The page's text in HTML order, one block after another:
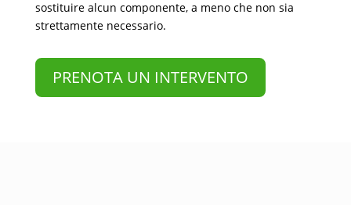
sostituire alcun componente, a meno che non sia
strettamente necessario.
PRENOTA UN INTERVENTO